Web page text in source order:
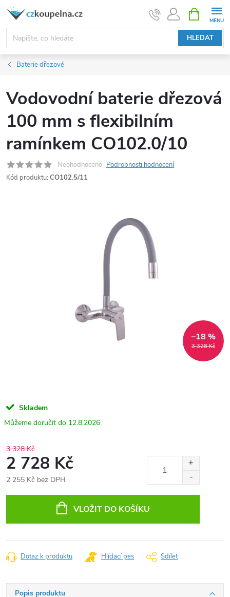
Přejít
obsah
HLEDAT
NÁKUPNÍ
KOŠÍK
Baterie dřezové
Vodovodní baterie dřezová
100 mm s flexibilním
ramínkem CO102.0/10
Neohodnoceno Podrobnosti hodnocení
Kód produktu: CO102.5/11
3 328 Kč
–18 %
Skladem
12.8.2026
3 328 Kč
2 728 Kč
2 255 Kč bez DPH
VLOŽIT DO KOŠÍKU
Dotaz k produktu Hlídací pes Sdílet
Popis produktu